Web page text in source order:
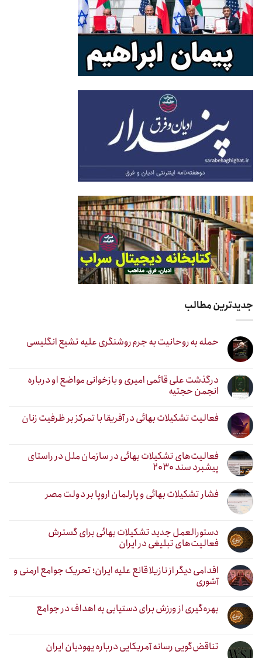
جدیدترین مطالب
حمله به روحانیت به جرم روشنگری علیه تشیع انگلیسی
درگذشت علی قائمی امیری و بازخوانی مواضع او درباره
انجمن حجتیه
فعالیت تشکیلات بهائی در آفریقا با تمرکز بر ظرفیت زنان
فعالیت‌های تشکیلات بهائی در سازمان ملل در راستای
پیشبرد سند ۲۰۳۰
فشار تشکیلات بهائی و پارلمان اروپا بر دولت مصر
دستورالعمل جدید تشکیلات بهائی برای گسترش
فعالیت‌های تبلیغی در ایران
اقدامی دیگر از نازیلا قانع علیه ایران؛ تحریک جوامع ارمنی و
آشوری
بهره‌گیری از ورزش برای دستیابی به اهداف در جوامع
تناقض‌گویی رسانه آمریکایی درباره یهودیان ایران